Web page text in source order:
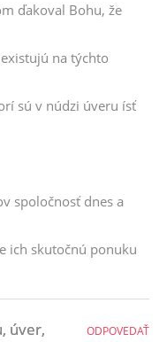
ďakoval Bohu, že
na týchto
sú v núdzi úveru ísť
spoločnosť dnes a
ich skutočnú ponuku
úver, ODPOVEDAŤ